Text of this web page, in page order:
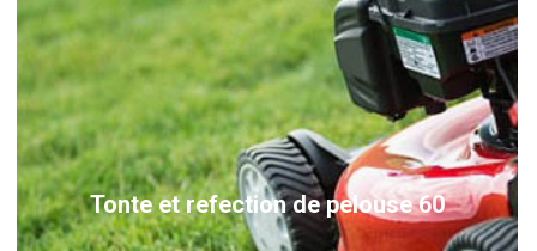
Tonte et refection de pelouse 60